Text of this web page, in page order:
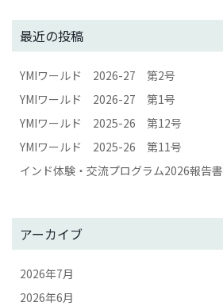
最近の投稿
YMIワールド 2026-27 第2号
YMIワールド 2026-27 第1号
YMIワールド 2025-26 第12号
YMIワールド 2025-26 第11号
インド体験・交流プログラム2026報告書
アーカイブ
2026年7月
2026年6月